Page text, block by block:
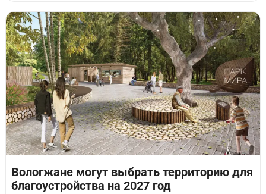
Вологжане могут выбрать территорию для
благоустройства на 2027 год